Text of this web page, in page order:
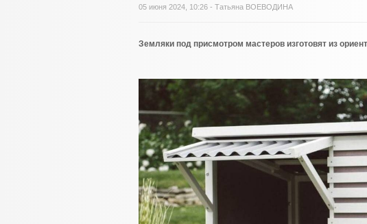
05 июня 2024, 10:26 - Татьяна ВОЕВОДИНА
Земляки под присмотром мастеров изготовят из